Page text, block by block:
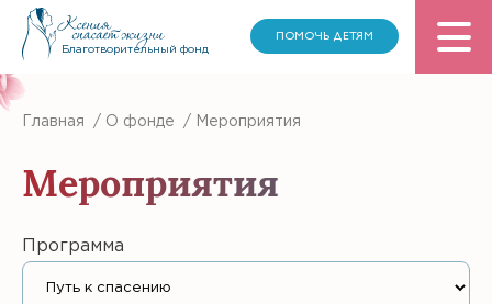
Благотворительный фонд
ПОМОЧЬ ДЕТЯМ
Главная / О фонде / Мероприятия
Мероприятия
Программа